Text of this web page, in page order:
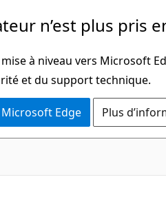
n’est plus pris
à niveau vers Microsoft
et du support technique.
Edge Plus